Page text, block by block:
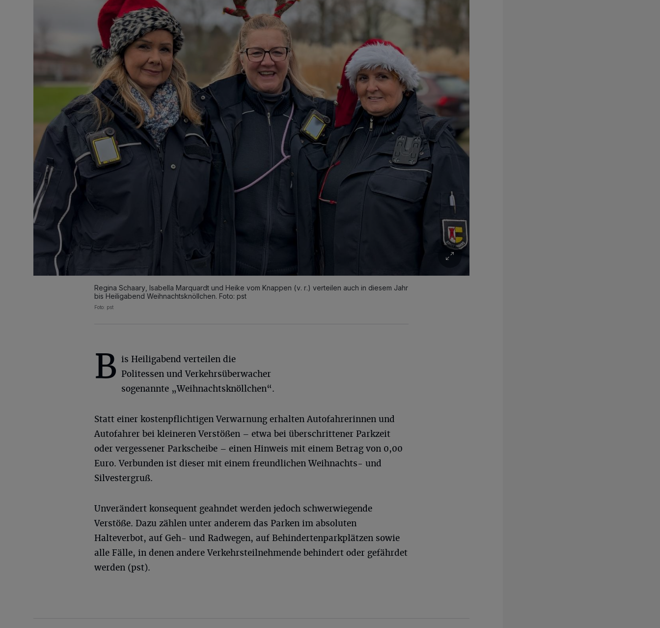
Regina Schaary, Isabella Marquardt und Heike vom Knappen (v. r.) verteilen auch in diesem Jahr
bis Heiligabend Weihnachtsknöllchen. Foto: pst
Foto: pst
B is Heiligabend verteilen die
Politessen und Verkehrsüberwacher
sogenannte „Weihnachtsknöllchen“.
Statt einer kostenpflichtigen Verwarnung erhalten Autofahrerinnen und
Autofahrer bei kleineren Verstößen – etwa bei überschrittener Parkzeit
oder vergessener Parkscheibe – einen Hinweis mit einem Betrag von 0,00
Euro. Verbunden ist dieser mit einem freundlichen Weihnachts- und
Silvestergruß.
Unverändert konsequent geahndet werden jedoch schwerwiegende
Verstöße. Dazu zählen unter anderem das Parken im absoluten
Halteverbot, auf Geh- und Radwegen, auf Behindertenparkplätzen sowie
alle Fälle, in denen andere Verkehrsteilnehmende behindert oder gefährdet
werden (pst).